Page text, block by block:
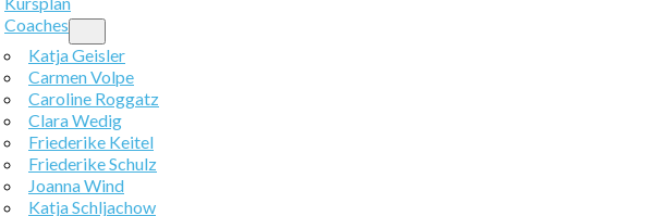
Coaches
Katja Geisler
Carmen Volpe
Caroline Roggatz
Clara Wedig
Friederike Keitel
Friederike Schulz
Joanna Wind
Katja Schljachow